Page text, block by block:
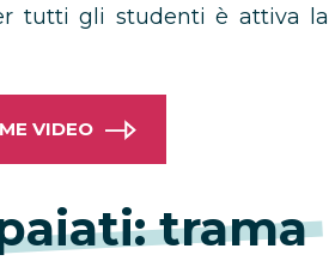
tutti gli studenti è attiva la
VIDEO
trama